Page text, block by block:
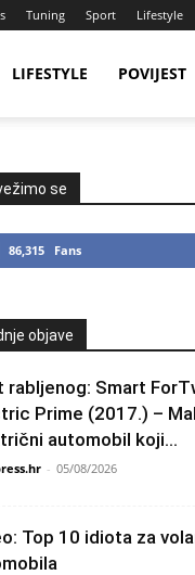
Tuning Sport Lifestyle
LIFESTYLE POVIJEST
se
86,315 Fans
objave
rabljenog: Smart
Prime (2017.) –
automobil koji...
- 05/08/2026
Top 10 idiota za